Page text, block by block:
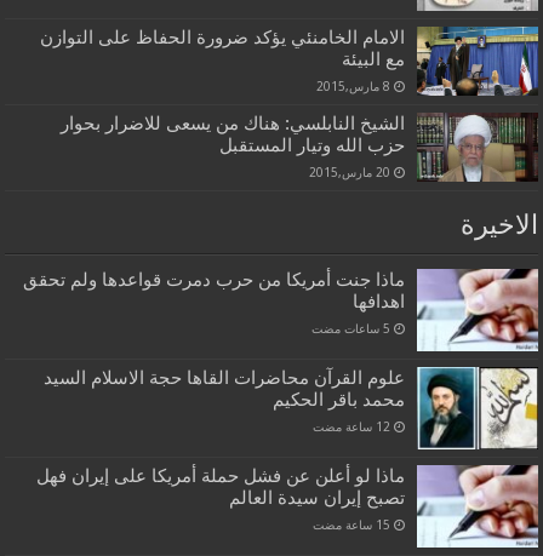
الامام الخامنئي يؤكد ضرورة الحفاظ على التوازن
مع البيئة
8 مارس,2015
الشيخ النابلسي: هناك من يسعى للاضرار بحوار
حزب الله وتيار المستقبل
20 مارس,2015
الاخيرة
ماذا جنت أمريكا من حرب دمرت قواعدها ولم تحقق
اهدافها
علوم القرآن محاضرات القاها حجة الاسلام السيد
محمد باقر الحكيم
ماذا لو أعلن عن فشل حملة أمريكا على إيران فهل
تصبح إيران سيدة العالم